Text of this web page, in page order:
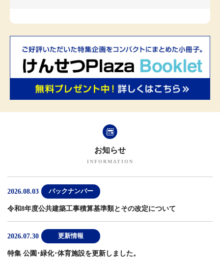
お知らせ
2026.08.03 バックナンバー
令和8年度公共建築工事積算基準類とその改定について
2026.07.30 更新情報
特集 公園･緑化･体育施設を更新しました。